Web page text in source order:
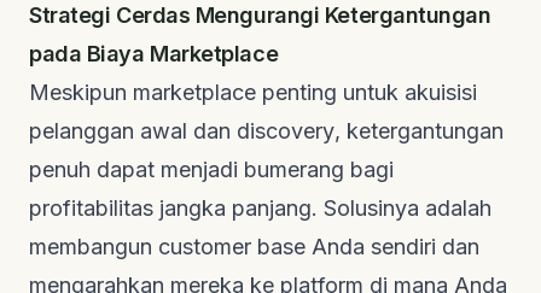
Strategi Cerdas Mengurangi Ketergantungan
pada Biaya Marketplace
Meskipun marketplace penting untuk akuisisi
pelanggan awal dan discovery, ketergantungan
penuh dapat menjadi bumerang bagi
profitabilitas jangka panjang. Solusinya adalah
membangun customer base Anda sendiri dan
mengarahkan mereka ke platform di mana Anda